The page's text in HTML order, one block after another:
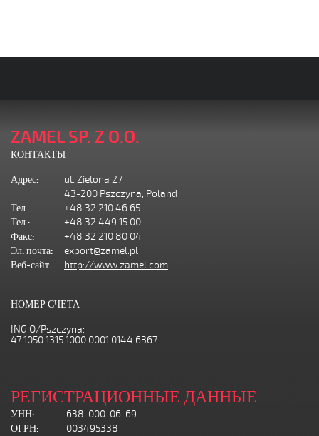
ZAMEL SP. Z O.O.
КОНТАКТЫ
Адрес:
ul. Zielona 27
43-200 Pszczyna, Poland
Тел.:
+48 32 210 46 65
Тел.:
+48 32 449 15 00
Факс:
+48 32 210 80 04
Эл. почта:
export@zamel.pl
Веб-сайт:
http://www.zamel.com
НОМЕР СЧЕТА
ING O/Pszczyna:
47 1050 1315 1000 0001 0144 6367
РЕГИСТРАЦИОННЫЕ ДАННЫЕ
УНН:
638-000-06-69
ОГРН:
003495338